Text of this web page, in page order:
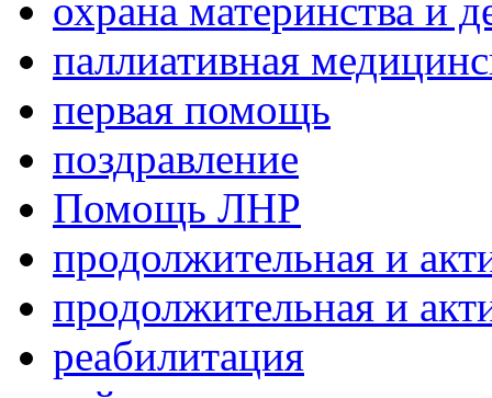
охрана материнства и
паллиативная
первая помощь
поздравление
Помощь ЛНР
продолжительная и
продолжительная и
реабилитация